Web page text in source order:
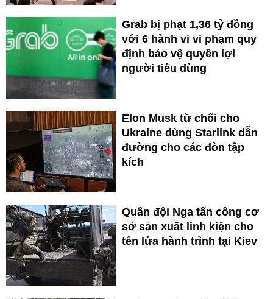
Grab bị phạt 1,36 tỷ đồng
với 6 hành vi vi phạm quy
định bảo vệ quyền lợi
người tiêu dùng
Elon Musk từ chối cho
Ukraine dùng Starlink dẫn
đường cho các đòn tập
kích
Quân đội Nga tấn công cơ
sở sản xuất linh kiện cho
tên lửa hành trình tại Kiev